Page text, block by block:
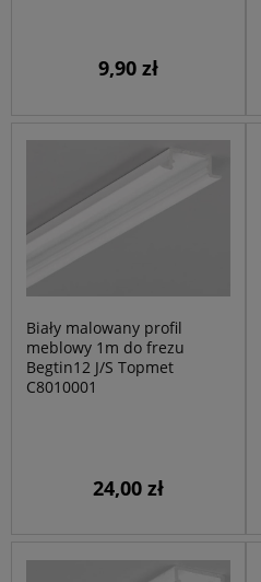
9,90 zł
Biały malowany profil
meblowy 1m do frezu
Begtin12 J/S Topmet
C8010001
24,00 zł